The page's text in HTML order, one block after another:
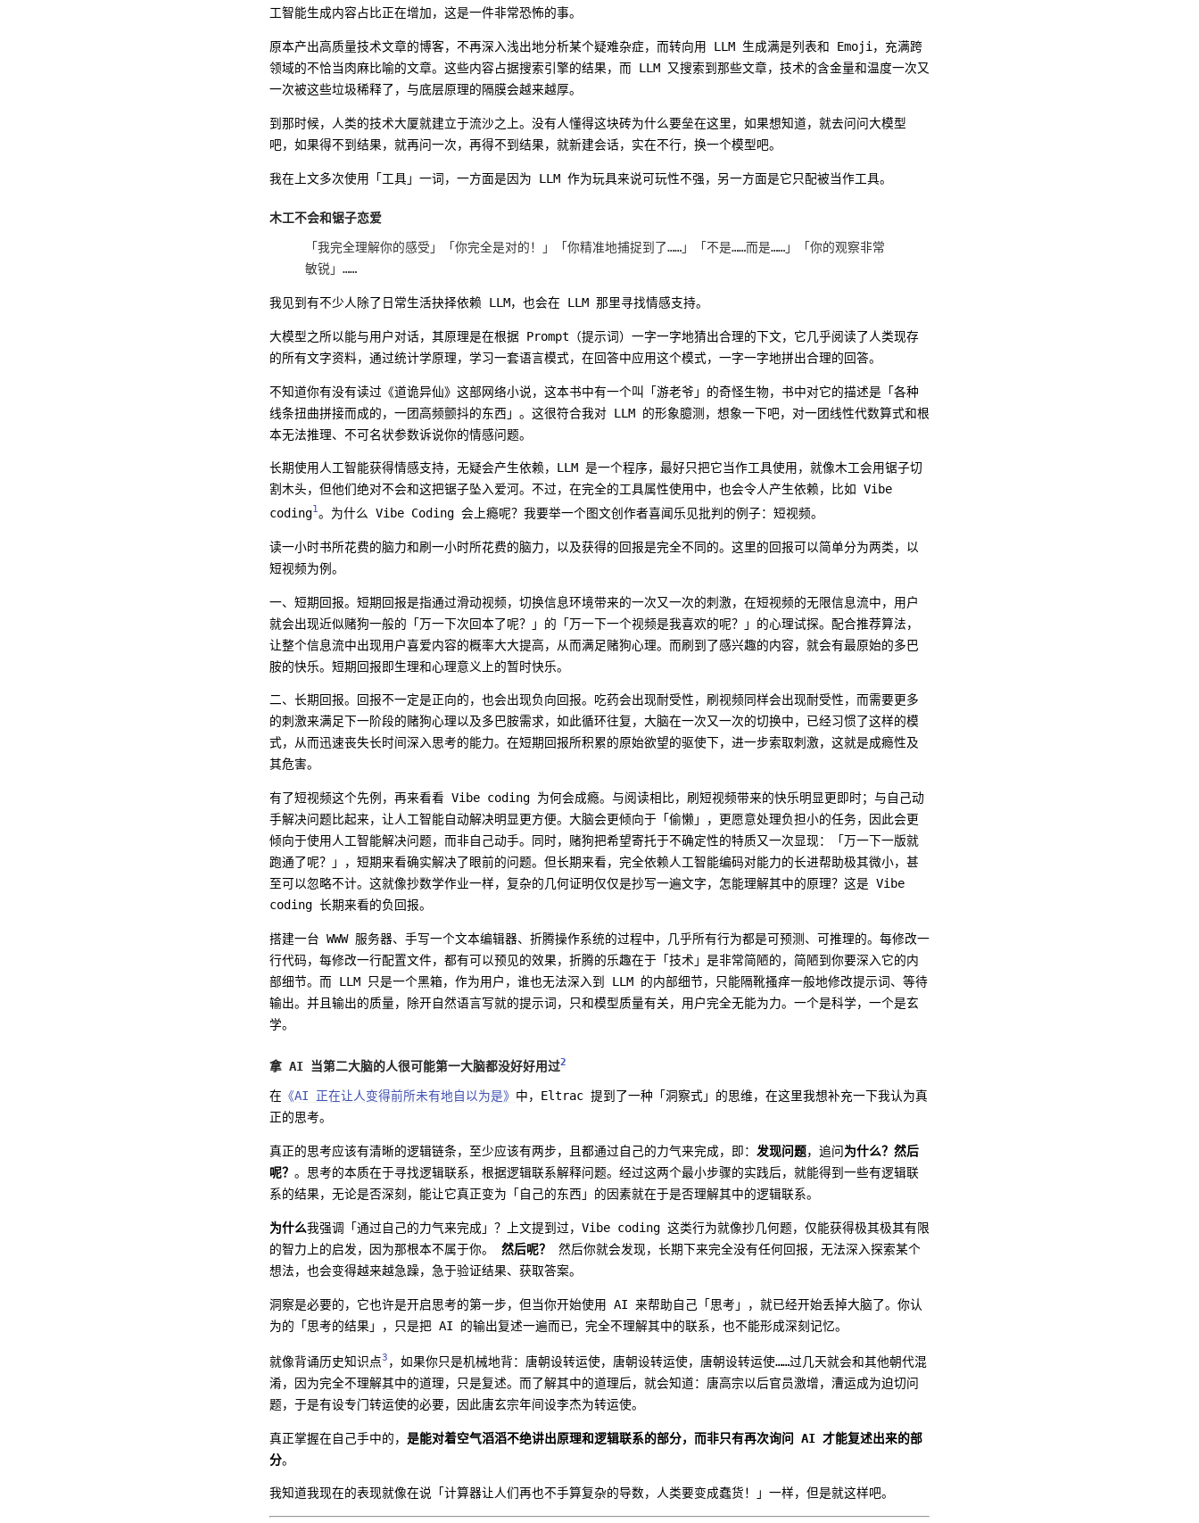
工智能生成内容占比正在增加，这是一件非常恐怖的事。
原本产出高质量技术文章的博客，不再深入浅出地分析某个疑难杂症，而转向用 LLM 生成满是列表和 Emoji，充满跨
领域的不恰当肉麻比喻的文章。这些内容占据搜索引擎的结果，而 LLM 又搜索到那些文章，技术的含金量和温度一次又
一次被这些垃圾稀释了，与底层原理的隔膜会越来越厚。
到那时候，人类的技术大厦就建立于流沙之上。没有人懂得这块砖为什么要垒在这里，如果想知道，就去问问大模型
吧，如果得不到结果，就再问一次，再得不到结果，就新建会话，实在不行，换一个模型吧。
我在上文多次使用「工具」一词，一方面是因为 LLM 作为玩具来说可玩性不强，另一方面是它只配被当作工具。
木工不会和锯子恋爱
「我完全理解你的感受」「你完全是对的！」「你精准地捕捉到了……」「不是……而是……」「你的观察非常
敏锐」……
我见到有不少人除了日常生活抉择依赖 LLM，也会在 LLM 那里寻找情感支持。
大模型之所以能与用户对话，其原理是在根据 Prompt（提示词）一字一字地猜出合理的下文，它几乎阅读了人类现存
的所有文字资料，通过统计学原理，学习一套语言模式，在回答中应用这个模式，一字一字地拼出合理的回答。
不知道你有没有读过《道诡异仙》这部网络小说，这本书中有一个叫「游老爷」的奇怪生物，书中对它的描述是「各种
线条扭曲拼接而成的，一团高频颤抖的东西」。这很符合我对 LLM 的形象臆测，想象一下吧，对一团线性代数算式和根
本无法推理、不可名状参数诉说你的情感问题。
长期使用人工智能获得情感支持，无疑会产生依赖，LLM 是一个程序，最好只把它当作工具使用，就像木工会用锯子切
割木头，但他们绝对不会和这把锯子坠入爱河。不过，在完全的工具属性使用中，也会令人产生依赖，比如 Vibe
coding1。为什么 Vibe Coding 会上瘾呢？我要举一个图文创作者喜闻乐见批判的例子：短视频。
读一小时书所花费的脑力和刷一小时所花费的脑力，以及获得的回报是完全不同的。这里的回报可以简单分为两类，以
短视频为例。
一、短期回报。短期回报是指通过滑动视频，切换信息环境带来的一次又一次的刺激，在短视频的无限信息流中，用户
就会出现近似赌狗一般的「万一下次回本了呢？」的「万一下一个视频是我喜欢的呢？」的心理试探。配合推荐算法，
让整个信息流中出现用户喜爱内容的概率大大提高，从而满足赌狗心理。而刷到了感兴趣的内容，就会有最原始的多巴
胺的快乐。短期回报即生理和心理意义上的暂时快乐。
二、长期回报。回报不一定是正向的，也会出现负向回报。吃药会出现耐受性，刷视频同样会出现耐受性，而需要更多
的刺激来满足下一阶段的赌狗心理以及多巴胺需求，如此循环往复，大脑在一次又一次的切换中，已经习惯了这样的模
式，从而迅速丧失长时间深入思考的能力。在短期回报所积累的原始欲望的驱使下，进一步索取刺激，这就是成瘾性及
其危害。
有了短视频这个先例，再来看看 Vibe coding 为何会成瘾。与阅读相比，刷短视频带来的快乐明显更即时；与自己动
手解决问题比起来，让人工智能自动解决明显更方便。大脑会更倾向于「偷懒」，更愿意处理负担小的任务，因此会更
倾向于使用人工智能解决问题，而非自己动手。同时，赌狗把希望寄托于不确定性的特质又一次显现：「万一下一版就
跑通了呢？」，短期来看确实解决了眼前的问题。但长期来看，完全依赖人工智能编码对能力的长进帮助极其微小，甚
至可以忽略不计。这就像抄数学作业一样，复杂的几何证明仅仅是抄写一遍文字，怎能理解其中的原理？这是 Vibe
coding 长期来看的负回报。
搭建一台 WWW 服务器、手写一个文本编辑器、折腾操作系统的过程中，几乎所有行为都是可预测、可推理的。每修改一
行代码，每修改一行配置文件，都有可以预见的效果，折腾的乐趣在于「技术」是非常简陋的，简陋到你要深入它的内
部细节。而 LLM 只是一个黑箱，作为用户，谁也无法深入到 LLM 的内部细节，只能隔靴搔痒一般地修改提示词、等待
输出。并且输出的质量，除开自然语言写就的提示词，只和模型质量有关，用户完全无能为力。一个是科学，一个是玄
学。
拿 AI 当第二大脑的人很可能第一大脑都没好好用过2
在 《AI 正在让人变得前所未有地自以为是》 中，Eltrac 提到了一种「洞察式」的思维，在这里我想补充一下我认为真
正的思考。
真正的思考应该有清晰的逻辑链条，至少应该有两步，且都通过自己的力气来完成，即： 发现问题，追问为什么？然后
呢？ 。思考的本质在于寻找逻辑联系，根据逻辑联系解释问题。经过这两个最小步骤的实践后，就能得到一些有逻辑联
系的结果，无论是否深刻，能让它真正变为「自己的东西」的因素就在于是否理解其中的逻辑联系。
为什么我强调「通过自己的力气来完成」？上文提到过，Vibe coding 这类行为就像抄几何题，仅能获得极其极其有限
的智力上的启发，因为那根本不属于你。 然后呢？
然后你就会发现，长期下来完全没有任何回报，无法深入探索某个
想法，也会变得越来越急躁，急于验证结果、获取答案。
洞察是必要的，它也许是开启思考的第一步，但当你开始使用 AI 来帮助自己「思考」，就已经开始丢掉大脑了。你认
为的「思考的结果」，只是把 AI 的输出复述一遍而已，完全不理解其中的联系，也不能形成深刻记忆。
就像背诵历史知识点3 ，如果你只是机械地背：唐朝设转运使，唐朝设转运使，唐朝设转运使……过几天就会和其他朝代混
淆，因为完全不理解其中的道理，只是复述。而了解其中的道理后，就会知道：唐高宗以后官员激增，漕运成为迫切问
题，于是有设专门转运使的必要，因此唐玄宗年间设李杰为转运使。
真正掌握在自己手中的， 是能对着空气滔滔不绝讲出原理和逻辑联系的部分，而非只有再次询问 AI 才能复述出来的部
分。
我知道我现在的表现就像在说「计算器让人们再也不手算复杂的导数，人类要变成蠢货！」一样，但是就这样吧。